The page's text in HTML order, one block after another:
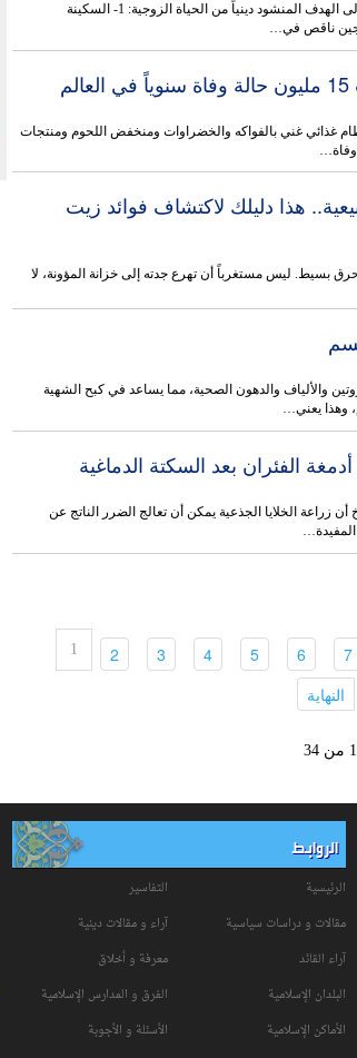
هناك مقوّمات أساس للوصول إلى الهدف المنشود دينياً من الحياة الزوجية: 1- السكينة
ناقص في…
غذائي غني بالفواكه والخضراوات ومنخفض اللحوم ومنتجات
هذا دليلك لاكتشاف فوائد زيت
بسيط. ليس مستغرباً أن تهرع جدته إلى خزانة المؤونة، لا
والألياف والدهون الصحية، مما يساعد في كبح الشهية
وهذا يعني…
الفئران بعد السكتة الدماغية
زراعة الخلايا الجذعية يمكن أن تعالج الضرر الناتج عن
المفيدة…
7
(current)
6
(current)
5
(current)
4
(current)
3
(current)
2
(current)
1
النهاية
الروابط
الرئيسية
التفاسیر
مقالات و دراسات سياسية
آراء و مقالات دينية
آراء القائد
معرفة و أخلاق
البلدان الإسلامية
الفرق و المدارس الإسلامية
الأماكن الإسلامية
الأسئلة و الأجوبة